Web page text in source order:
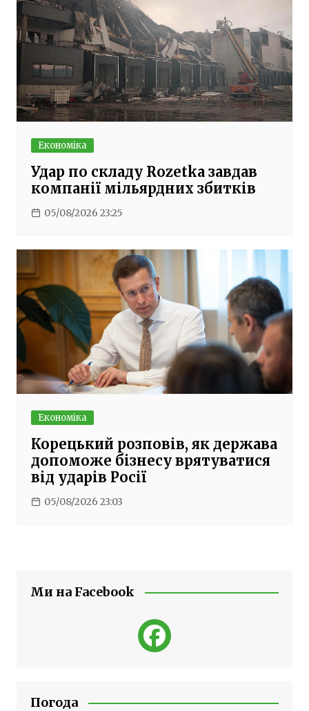
Економіка
Удар по складу Rozetka завдав
компанії мільярдних збитків
05/08/2026 23:25
Економіка
Корецький розповів, як держава
допоможе бізнесу врятуватися
від ударів Росії
05/08/2026 23:03
Ми на Facebook
Погода